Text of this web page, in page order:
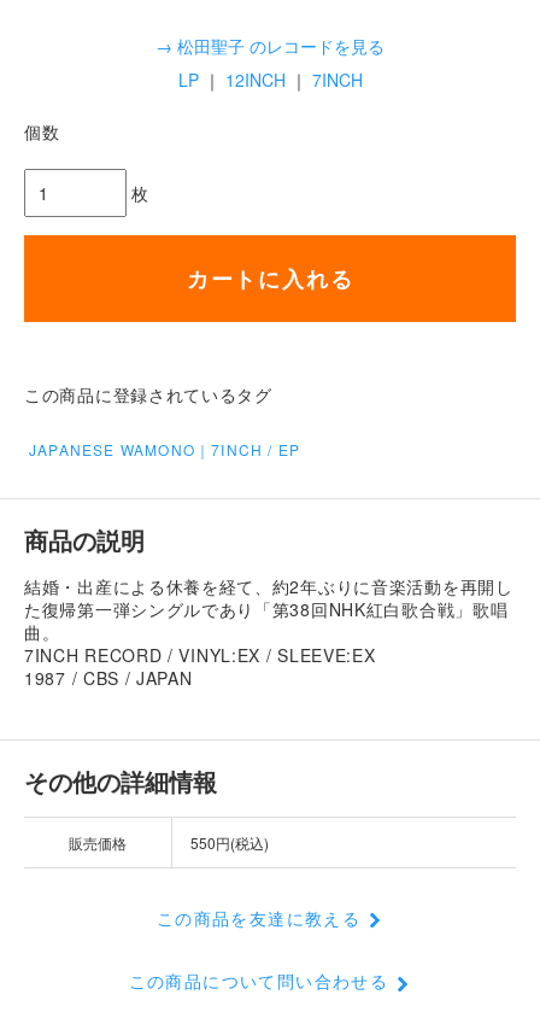
→ 松田聖子 のレコードを見る
LP｜ 12INCH ｜ 7INCH
個数
枚
カートに入れる
この商品に登録されているタグ
JAPANESE WAMONO｜7INCH / EP
商品の説明
結婚・出産による休養を経て、約2年ぶりに音楽活動を再開し
た復帰第一弾シングルであり「第38回NHK紅白歌合戦」歌唱
曲。
7INCH RECORD / VINYL:EX / SLEEVE:EX
1987 / CBS / JAPAN
その他の詳細情報
販売価格 550円(税込)
この商品を友達に教える
この商品について問い合わせる